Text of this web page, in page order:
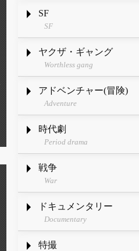
SF
SF
ヤクザ・ギャング
Worthless gang
アドベンチャー(冒険)
Adventure
時代劇
Period drama
戦争
War
ドキュメンタリー
Documentary
特撮